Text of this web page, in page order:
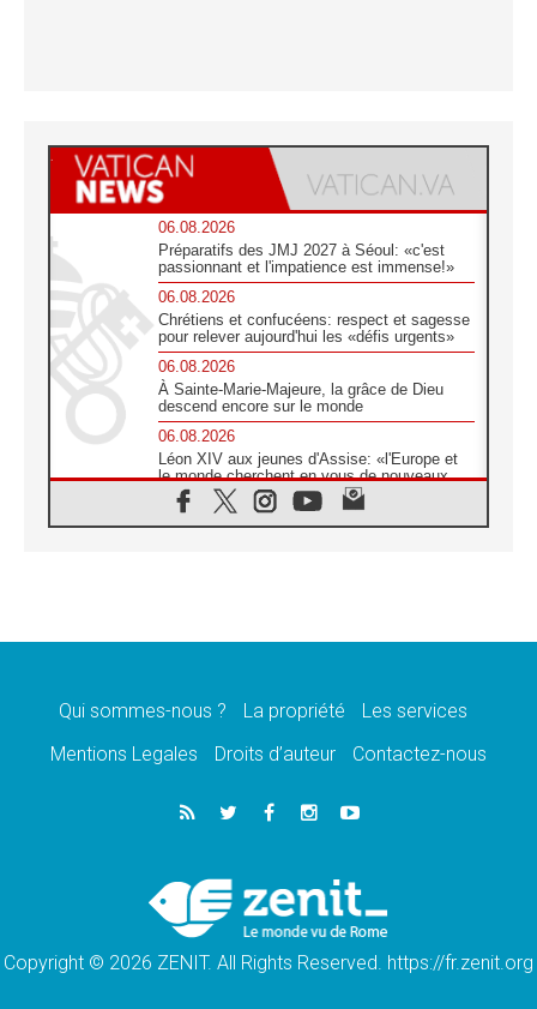
06.08.2026
Préparatifs des JMJ 2027 à Séoul: «c'est
passionnant et l'impatience est immense!»
06.08.2026
Chrétiens et confucéens: respect et sagesse
pour relever aujourd'hui les «défis urgents»
06.08.2026
À Sainte-Marie-Majeure, la grâce de Dieu
descend encore sur le monde
06.08.2026
Léon XIV aux jeunes d'Assise: «l'Europe et
le monde cherchent en vous de nouveaux
saints»
06.08.2026
«construire la civilisation de l'amour»
La visite du Pape en Argentine portera «un
05.08.2026
«La visite du Pape en Uruguay renforcera
Le nonce en Ukraine: «Il est inquiétant
d'entendre ceux qui bénissent la guerre»
Qui sommes-nous ? La propriété
Les services
Mentions Legales
Droits d’auteur Contactez-nous
Copyright © 2026 ZENIT. All Rights Reserved. https://fr.zenit.org